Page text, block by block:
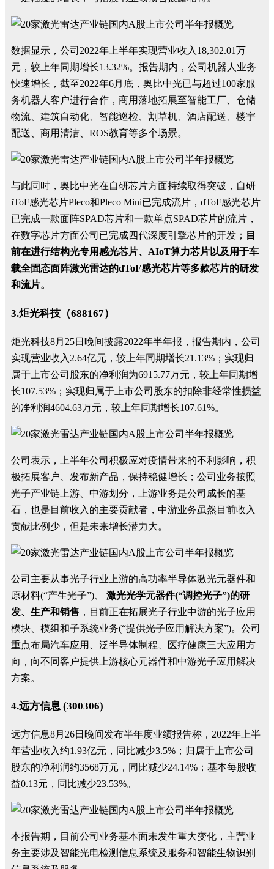
数据显示，公司2022年上半年实现营业收入18,302.01万
元，较上年同期增长13.32%。报告期内，公司机器人业务
快速增长，截至2022年6月底，奥比中光已与超过100家服
务机器人客户进行合作，商用落地拓展至智能工厂、仓储
物流、建筑自动化、智能巡检、割草机、酒店配送、楼宇
配送、商用清洁、ROS教育等多个场景。
与此同时，奥比中光在自研芯片方面持续取得突破，自研
iToF感光芯片Pleco和Pleco Mini已完成流片，dToF感光芯片
已完成一款面阵SPAD芯片和一款单点SPAD芯片的流片，
在数字芯片方面公司已完成四代深度引擎芯片的开发；
目
前在进行结构光专用感光芯片、AIoT算力芯片以及用于车
载全固态面阵激光雷达的dToF感光芯片等多款芯片的研发
和流片。
3.炬光科技（688167）
炬光科技8月25日晚间披露2022年半年报，报告期内，公司
实现营业收入2.64亿元，较上年同期增长21.13%；实现归
属于上市公司股东的净利润为6915.77万元，较上年同期增
长107.53%；实现归属于上市公司股东的扣除非经常性损益
的净利润4604.63万元，较上年同期增长107.61%。
公司表示，上半年公司积极应对疫情带来的不利影响，积
极拓展客户、发布新产品，保持稳健增长；公司业务按照
光子产业链上游、中游划分，上游业务是公司成长的基
石，也是目前收入的主要贡献者，中游业务虽然目前收入
贡献比例少，但是未来增长潜力大。
公司主要从事光子行业上游的高功率半导体激光元器件和
原材料(“产生光子”)、 激光光学元器件(“调控光子”)的研
发、生产和销售 ，目前正在拓展光子行业中游的光子应用
模块、模组和子系统业务(“提供光子应用解决方案”)。公司
重点布局汽车应用、泛半导体制程、医疗健康三大应用方
向，向不同客户提供上游核心元器件和中游光子应用解决
方案。
4.远方信息 (300306)
远方信息8月26日晚间发布半年度业绩报告称，2022年上半
年营业收入约1.93亿元，同比减少3.5%；归属于上市公司
股东的净利润约3568万元，同比减少24.14%；基本每股收
益0.13元，同比减少23.53%。
本报告期，目前公司业务基本面未发生重大变化，主营业
务主要涉及智能光电检测信息系统及服务和智能生物识别